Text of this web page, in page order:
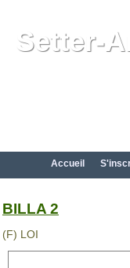
Setter-
Accueil
BILLA 2
(F) LOI